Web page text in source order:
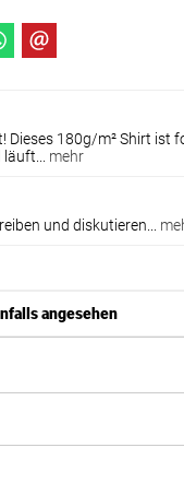
Dieses 180g/m² Shirt ist
mehr
und diskutieren...
angesehen